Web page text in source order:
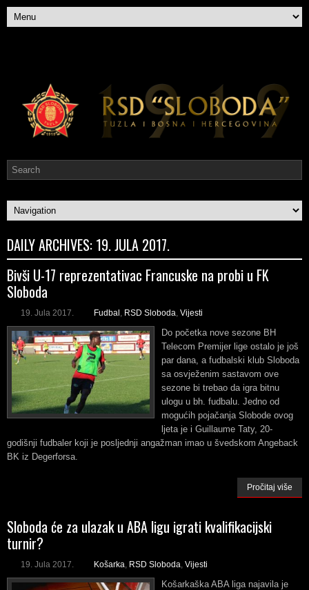
DAILY ARCHIVES: 19. JULA 2017.
Bivši U-17 reprezentativac Francuske na probi u FK
Sloboda
19. Jula 2017. Fudbal RSD Sloboda Vijesti
Do početka nove sezone BH
Telecom Premijer lige ostalo je još
par dana, a fudbalski klub Sloboda
sa osvježenim sastavom ove
sezone bi trebao da igra bitnu
ulogu u bh. fudbalu. Jedno od
mogućih pojačanja Slobode ovog
ljeta je i Guillaume Taty, 20-
godišnji fudbaler koji je posljednji angažman imao u švedskom Angeback
BK iz Degerforsa.
Pročitaj više
Sloboda će za ulazak u ABA ligu igrati kvalifikacijski
turnir?
19. Jula 2017. Košarka RSD Sloboda Vijesti
Košarkaška ABA liga najavila je